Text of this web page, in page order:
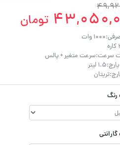
تومان
وات
سرعت:سرعت متغیر + پالس
لیتر
رنگ